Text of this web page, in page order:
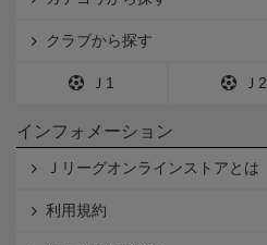
クラブから探す
Ｊ1 Ｊ2
インフォメーション
Ｊリーグオンラインストアとは
利用規約